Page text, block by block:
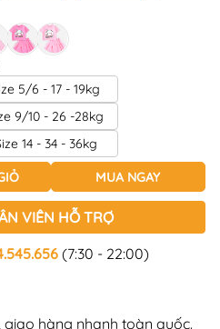
5/6 - 17 - 19kg
9/10 - 26 -28kg
14 - 34 - 36kg
MUA NGAY
VIÊN HỖ TRỢ
(7:30 - 22:00)
giao hàng nhanh toàn quốc.